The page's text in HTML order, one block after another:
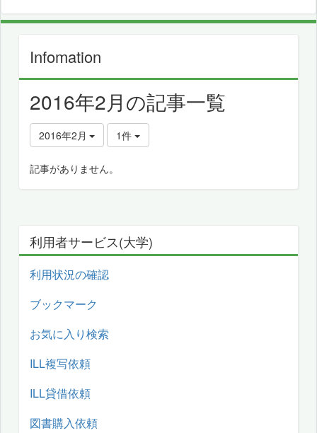
Infomation
2016年2月の記事一覧
2016年2月 1件
記事がありません。
利用者サービス(大学)
利用状況の確認
ブックマーク
お気に入り検索
ILL複写依頼
ILL貸借依頼
図書購入依頼